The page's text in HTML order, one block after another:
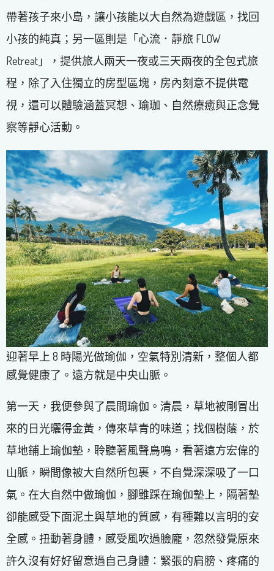
帶著孩子來小島，讓小孩能以大自然為遊戲區，找回
小孩的純真；另一區則是「心流．靜旅 FLOW
Retreat」，提供旅人兩天一夜或三天兩夜的全包式旅
程，除了入住獨立的房型區塊，房內刻意不提供電
視，還可以體驗涵蓋冥想、瑜珈、自然療癒與正念覺
察等靜心活動。
迎著早上 8 時陽光做瑜伽，空氣特別清新，整個人都
感覺健康了。遠方就是中央山脈。
第一天，我便參與了晨間瑜伽。清晨，草地被剛冒出
來的日光曬得金黃，傳來草青的味道；找個樹蔭，於
草地鋪上瑜伽墊，聆聽著風聲鳥鳴，看著遠方宏偉的
山脈，瞬間像被大自然所包裹，不自覺深深吸了一口
氣。在大自然中做瑜伽，腳雖踩在瑜伽墊上，隔著墊
卻能感受下面泥土與草地的質感，有種難以言明的安
全感。扭動著身體，感受風吹過臉龐，忽然發覺原來
許久沒有好好留意過自己身體：緊張的肩膀、疼痛的